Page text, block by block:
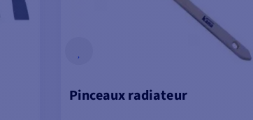
Pinceaux radiateur